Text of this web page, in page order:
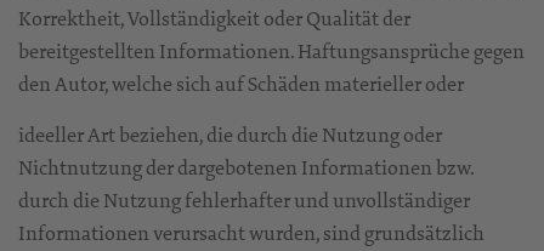
Korrektheit, Vollständigkeit oder Qualität der
bereitgestellten Informationen. Haftungsansprüche gegen
den Autor, welche sich auf Schäden materieller oder
ideeller Art beziehen, die durch die Nutzung oder
Nichtnutzung der dargebotenen Informationen bzw.
durch die Nutzung fehlerhafter und unvollständiger
Informationen verursacht wurden, sind grundsätzlich